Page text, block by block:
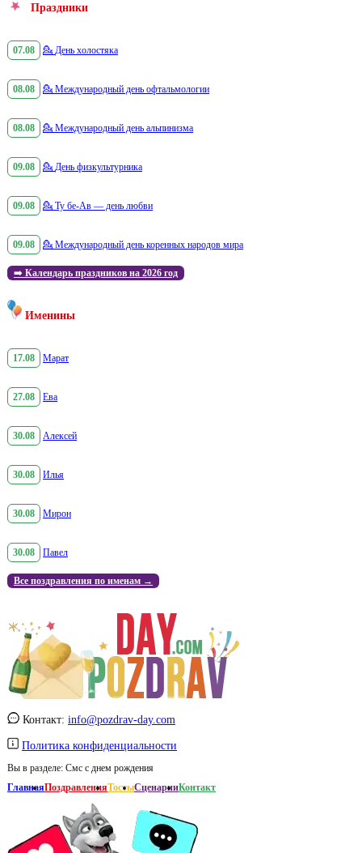
Праздники
07.08 💁 День холостяка
08.08 💁 Международный день офтальмологии
08.08 💁 Международный день альпинизма
09.08 💁 День физкультурника
09.08 💁 Ту бе-Ав — день любви
09.08 💁 Международный день коренных народов мира
➡️ Календарь праздников на 2026 год
Именины
17.08 Марат
27.08 Ева
30.08 Алексей
30.08 Илья
30.08 Мирон
30.08 Павел
Все поздравления по именам →
Контакт: info@pozdrav-day.com
Политика конфиденциальности
Вы в разделе: Смс с днем рождения
ГлавнаяПоздравленияТостыСценарииКонтакт